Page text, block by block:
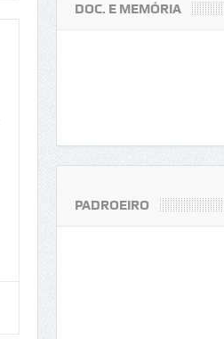
DOC. E MEMÓRIA
PADROEIRO